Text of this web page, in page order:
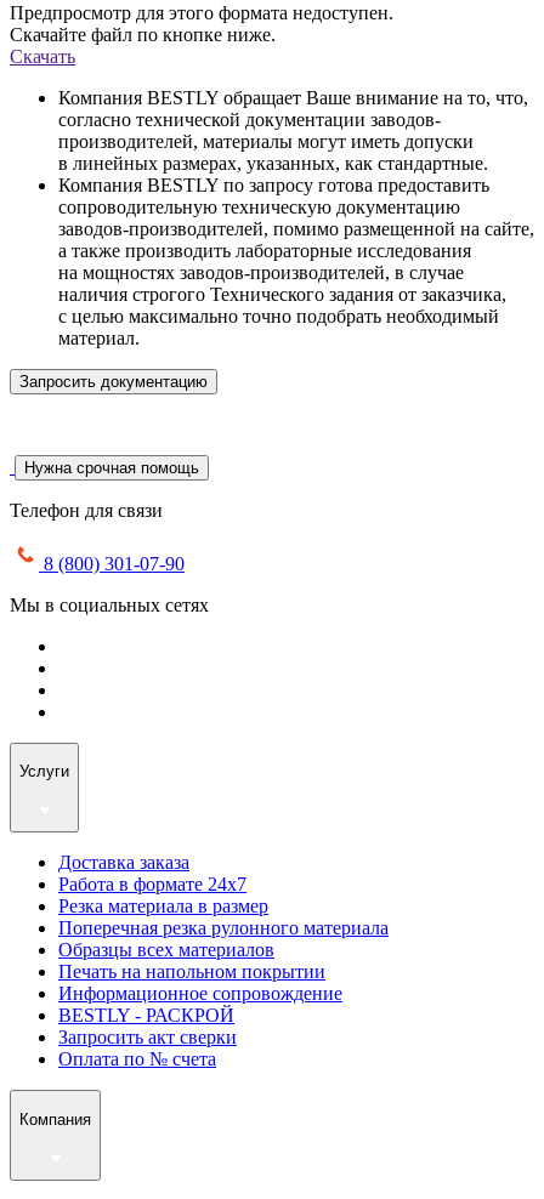
Предпросмотр для этого формата недоступен.
Скачайте файл по кнопке ниже.
Скачать
Компания BESTLY обращает Ваше внимание на то, что,
согласно технической документации заводов-
производителей, материалы могут иметь допуски
в линейных размерах, указанных, как стандартные.
Компания BESTLY по запросу готова предоставить
сопроводительную техническую документацию
заводов-производителей, помимо размещенной на сайте,
а также производить лабораторные исследования
на мощностях заводов-производителей, в случае
наличия строгого Технического задания от заказчика,
с целью максимально точно подобрать необходимый
материал.
Запросить документацию
Нужна срочная помощь
Телефон для связи
8 (800) 301-07-90
Мы в социальных сетях
Услуги
Доставка заказа
Работа в формате 24х7
Резка материала в размер
Поперечная резка рулонного материала
Образцы всех материалов
Печать на напольном покрытии
Информационное сопровождение
BESTLY - РАСКРОЙ
Запросить акт сверки
Оплата по № счета
Компания